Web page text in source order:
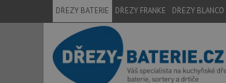
DŘEZY BATERIE DŘEZY FRANKE DŘEZY BLANCO